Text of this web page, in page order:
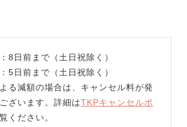
8日前まで（土日祝除く）
5日前まで（土日祝除く）
る減額の場合は、キャンセル料が発
ざいます。詳細はTKPキャンセルポ
ください。